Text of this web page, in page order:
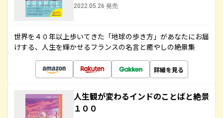
2022.05.26 発売
世界を４０年以上歩いてきた「地球の歩き方」があなたにお届
けする、人生を輝かせるフランスの名言と癒やしの絶景集
詳細を見る
人生観が変わるインドのことばと絶景
１００